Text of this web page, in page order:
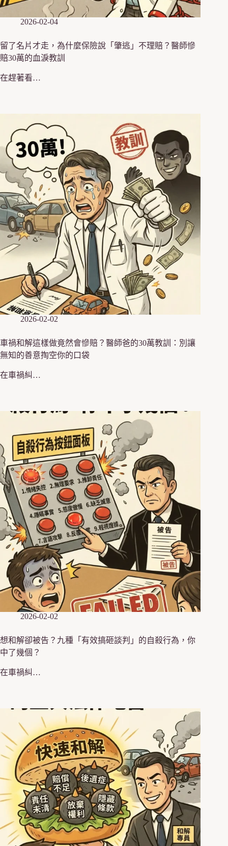
2026-02-04
留了名片才走，為什麼保險說「肇逃」不理賠？醫師慘
賠30萬的血淚教訓
在趕著看…
2026-02-02
車禍和解這樣做竟然會慘賠？醫師爸的30萬教訓：別讓
無知的善意掏空你的口袋
在車禍糾…
2026-02-02
想和解卻被告？九種「有效搞砸談判」的自殺行為，你
中了幾個？
在車禍糾…